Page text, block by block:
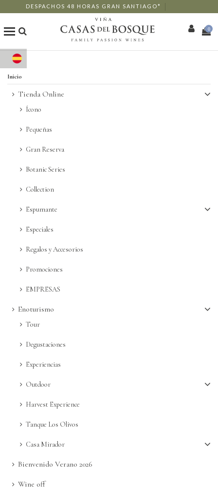
DESPACHOS 48 HORAS GRAN SANTIAGO*
Tienda Online
Nuestros Vinos
Eventos
Wine Club
0
Inicio
Tienda Online
Ícono
Pequeñas
Gran Reserva
Botanic Series
Collection
Espumante
Especiales
Regalos y Accesorios
Promociones
EMPRESAS
Enoturismo
Tour
Degustaciones
Experiencias
Outdoor
Harvest Experience
Tanque Los Olivos
Casa Mirador
Bienvenido Verano 2026
Wine off